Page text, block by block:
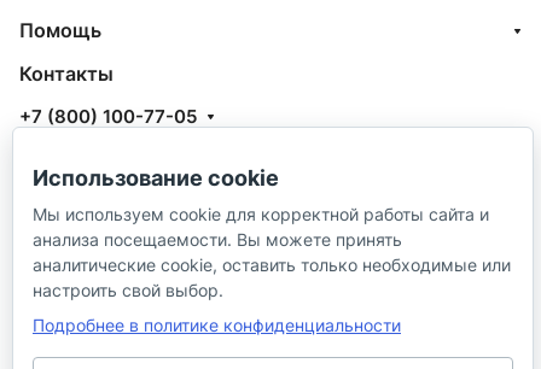
Помощь
Контакты
+7 (800) 100-77-05
г. Краснодар (Центр),
ул. Чкалова, 167
Использование cookie
Мы используем cookie для корректной работы сайта и
анализа посещаемости. Вы можете принять
аналитические cookie, оставить только необходимые или
настроить свой выбор.
Подробнее в политике конфиденциальности